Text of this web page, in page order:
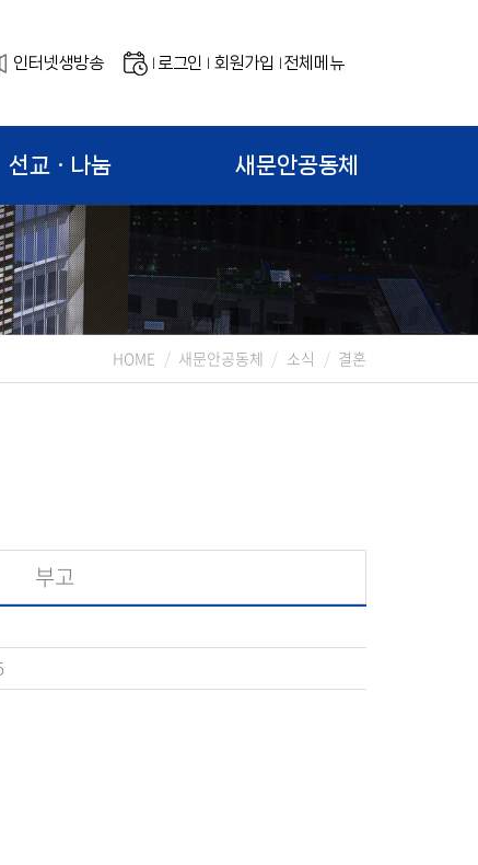
인터넷생방송 로그인 회원가입 전체메뉴
선교ㆍ나눔 새문안공동체
HOME 새문안공동체 소식 결혼
부고